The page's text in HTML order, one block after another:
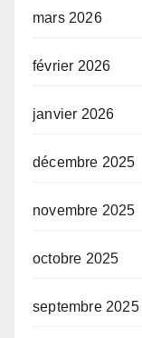
mars 2026
février 2026
janvier 2026
décembre 2025
novembre 2025
octobre 2025
septembre 2025